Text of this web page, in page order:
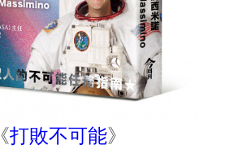
《打敗不可能》